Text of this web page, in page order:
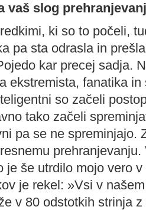
vaš slog
ki so to počeli,
pa sta odrasla in
kar precej sadja.
ekstremista, fanatika
so začeli
tako začeli
pa se ne spreminjajo.
je še utrdilo mojo vero
je rekel: »Vsi v
v 80 odstotkih strinja